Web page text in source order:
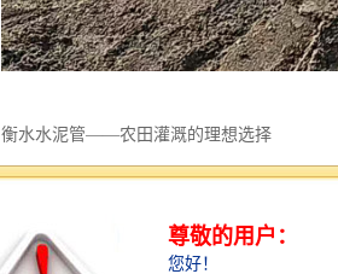
衡水水泥管——农田灌溉的理想选择
在农田灌溉系统中，衡水水泥管以其良好的